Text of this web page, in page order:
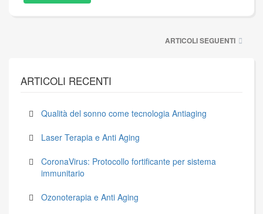
ARTICOLI SEGUENTI
ARTICOLI RECENTI
Qualità del sonno come tecnologia Antiaging
Laser Terapia e Anti Aging
CoronaVirus: Protocollo fortificante per sistema
immunitario
Ozonoterapia e Anti Aging